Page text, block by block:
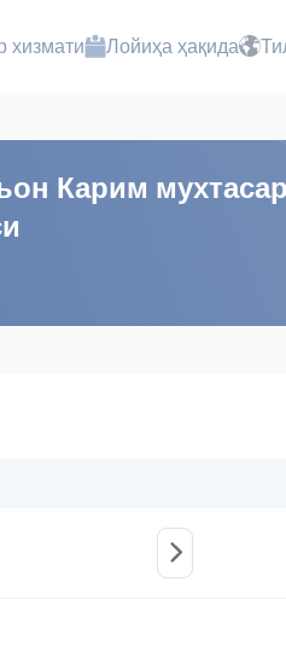
хизмати Лойиҳа ҳақида
Карим мухтасар